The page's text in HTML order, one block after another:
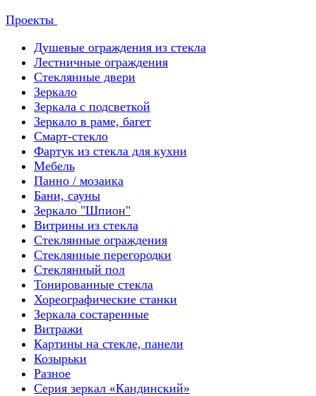
Проекты
Душевые ограждения из стекла
Лестничные ограждения
Стеклянные двери
Зеркало
Зеркала с подсветкой
Зеркало в раме, багет
Смарт-стекло
Фартук из стекла для кухни
Мебель
Панно / мозаика
Бани, сауны
Зеркало "Шпион"
Витрины из стекла
Стеклянные ограждения
Стеклянные перегородки
Стеклянный пол
Тонированные стекла
Хореографические станки
Зеркала состаренные
Витражи
Картины на стекле, панели
Козырьки
Разное
Серия зеркал «Кандинский»